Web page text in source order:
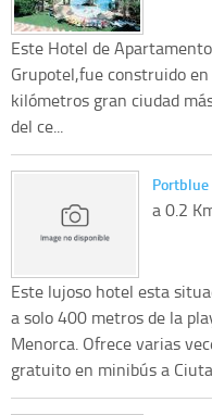
Este Hotel de
Grupotel,fue construido
kilómetros gran ciudad
del ce...
a 0.2
Este lujoso hotel esta
a solo 400 metros de la
Menorca. Ofrece varias
gratuito en minibús a